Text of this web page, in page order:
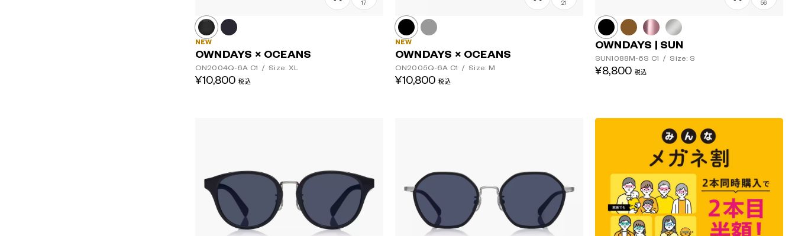
17
NEW
OWNDAYS × OCEANS
ON2004Q-6A C1 / Size: XL
¥10,800 税込
21
NEW
OWNDAYS × OCEANS
ON2005Q-6A C1 / Size: M
¥10,800 税込
56
OWNDAYS | SUN
SUN1088M-6S C1 / Size: S
¥8,800 税込